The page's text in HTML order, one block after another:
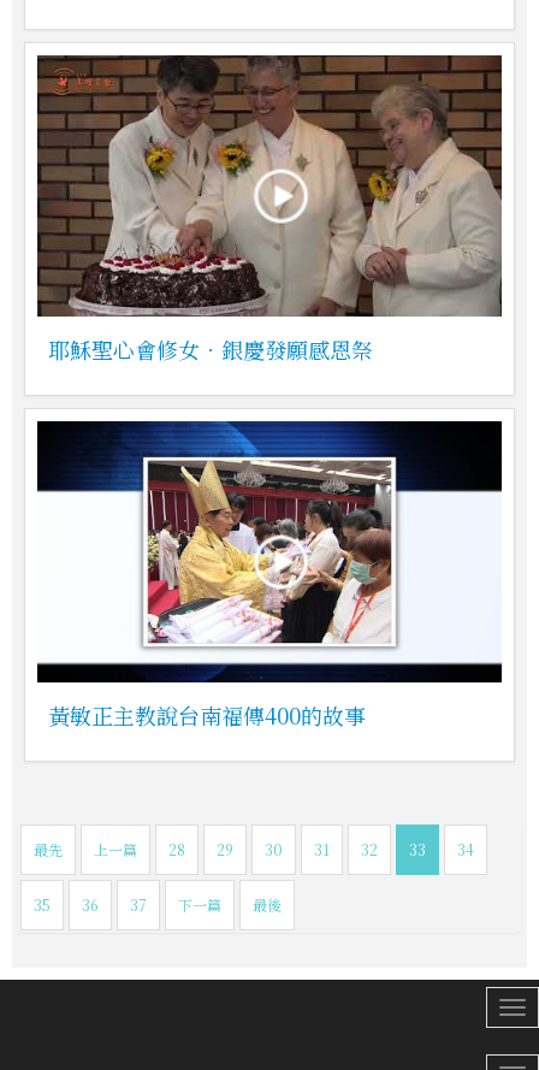
耶穌聖心會修女．銀慶發願感恩祭
黃敏正主教說台南福傳400的故事
最先 上一篇 28 29 30 31 32 33 34
35 36 37 下一篇 最後